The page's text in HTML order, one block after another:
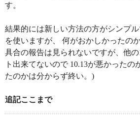
す。
結果的には新しい方法の方がシンプ
を使いますが、 何がおかしかったの
具合の報告は見られないですが、他
ト出来てないので 10.13が悪かったの
たのかは分からず終い。)
追記ここまで